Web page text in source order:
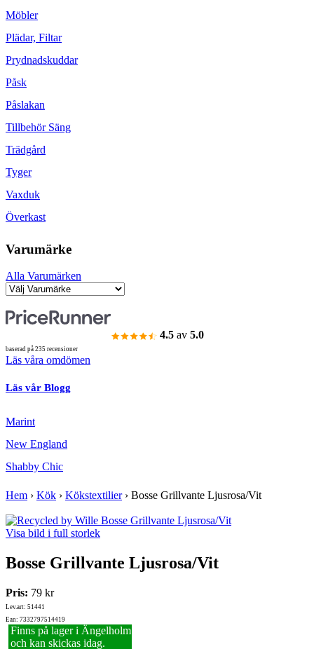
Möbler
Plädar, Filtar
Prydnadskuddar
Påsk
Påslakan
Tillbehör Säng
Trädgård
Tyger
Vaxduk
Överkast
Varumärke
Alla Varumärken
4.5 av 5.0
baserad på 235 recensioner
Läs våra omdömen
Läs vår Blogg
Marint
New England
Shabby Chic
Hem › Kök › Kökstextilier› Bosse Grillvante Ljusrosa/Vit
Visa bild i full storlek
Bosse Grillvante Ljusrosa/Vit
Pris: 79 kr
Lev.art: 51441
Ean: 7332797514419
Finns på lager i Ängelholm
och kan skickas idag.